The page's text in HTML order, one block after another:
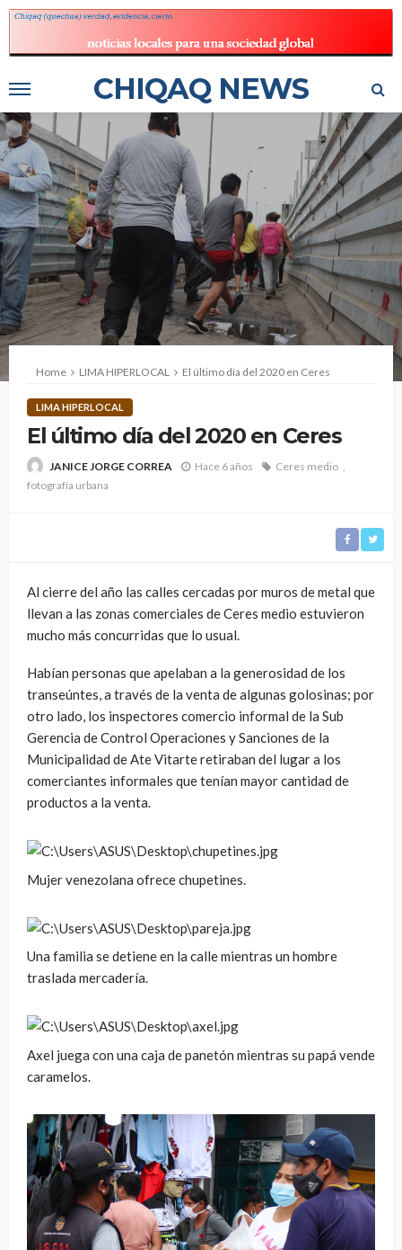
CHIQAQ NEWS
Home LIMA HIPERLOCAL El último día del 2020 en Ceres
LIMA HIPERLOCAL
El último día del 2020 en Ceres
JANICE JORGE CORREA Hace 6 años
Ceres medio
fotografía urbana
Al cierre del año las calles cercadas por muros de metal que
llevan a las zonas comerciales de Ceres medio estuvieron
mucho más concurridas que lo usual.
Habían personas que apelaban a la generosidad de los
transeúntes, a través de la venta de algunas golosinas; por
otro lado, los inspectores comercio informal de la Sub
Gerencia de Control Operaciones y Sanciones de la
Municipalidad de Ate Vitarte retiraban del lugar a los
comerciantes informales que tenían mayor cantidad de
productos a la venta.
Mujer venezolana ofrece chupetines.
Una familia se detiene en la calle mientras un hombre
traslada mercadería.
Axel juega con una caja de panetón mientras su papá vende
caramelos.